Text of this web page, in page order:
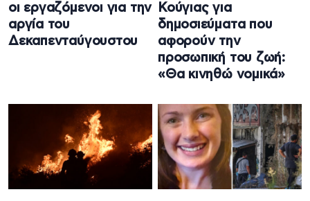
οι εργαζόμενοι για την
αργία του
Δεκαπενταύγουστου
Κούγιας για
δημοσιεύματα που
αφορούν την
προσωπική του ζωή:
«Θα κινηθώ νομικά»